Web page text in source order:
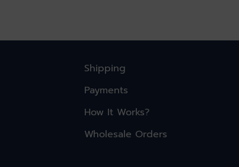
Shipping
Payments
How It Works?
Wholesale Orders